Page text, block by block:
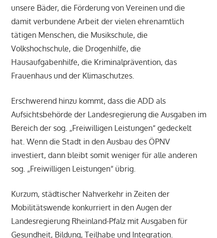
unsere Bäder, die Förderung von Vereinen und die
damit verbundene Arbeit der vielen ehrenamtlich
tätigen Menschen, die Musikschule, die
Volkshochschule, die Drogenhilfe, die
Hausaufgabenhilfe, die Kriminalprävention, das
Frauenhaus und der Klimaschutzes.
Erschwerend hinzu kommt, dass die ADD als
Aufsichtsbehörde der Landesregierung die Ausgaben im
Bereich der sog. „Freiwilligen Leistungen“ gedeckelt
hat. Wenn die Stadt in den Ausbau des ÖPNV
investiert, dann bleibt somit weniger für alle anderen
sog. „Freiwilligen Leistungen“ übrig.
Kurzum, städtischer Nahverkehr in Zeiten der
Mobilitätswende konkurriert in den Augen der
Landesregierung Rheinland-Pfalz mit Ausgaben für
Gesundheit, Bildung, Teilhabe und Integration.